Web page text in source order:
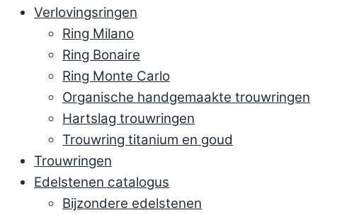
Verlovingsringen
Ring Milano
Ring Bonaire
Ring Monte Carlo
Organische handgemaakte trouwringen
Hartslag trouwringen
Trouwring titanium en goud
Trouwringen
Edelstenen catalogus
Bijzondere edelstenen